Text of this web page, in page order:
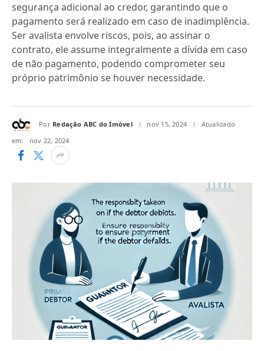
segurança adicional ao credor, garantindo que o
pagamento será realizado em caso de inadimplência.
Ser avalista envolve riscos, pois, ao assinar o
contrato, ele assume integralmente a dívida em caso
de não pagamento, podendo comprometer seu
próprio patrimônio se houver necessidade.
Por Redação ABC do Imóvel nov 15, 2024
Atualizado
em:
nov 22, 2024